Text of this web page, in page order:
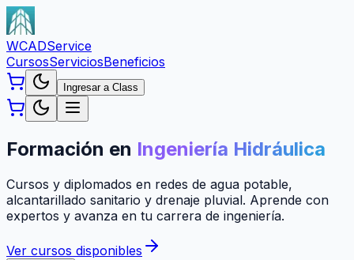
WCADService
CursosServiciosBeneficios
Ingresar a Class
Formación en Ingeniería Hidráulica
Cursos y diplomados en redes de agua potable,
alcantarillado sanitario y drenaje pluvial. Aprende con
expertos y avanza en tu carrera de ingeniería.
Ver cursos disponibles